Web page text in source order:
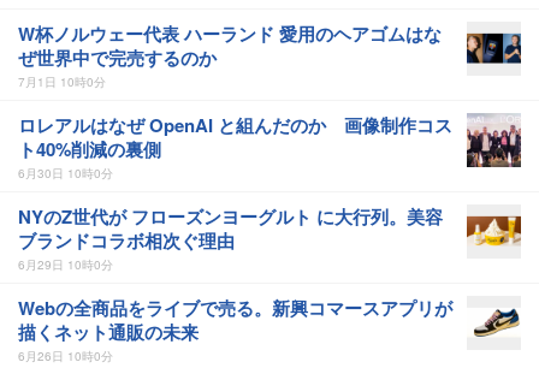
W杯ノルウェー代表 ハーランド 愛用のヘアゴムはな
ぜ世界中で完売するのか
7月1日 10時0分
ロレアルはなぜ OpenAI と組んだのか 画像制作コス
ト40%削減の裏側
6月30日 10時0分
NYのZ世代が フローズンヨーグルト に大行列。美容
ブランドコラボ相次ぐ理由
6月29日 10時0分
Webの全商品をライブで売る。新興コマースアプリが
描くネット通販の未来
6月26日 10時0分